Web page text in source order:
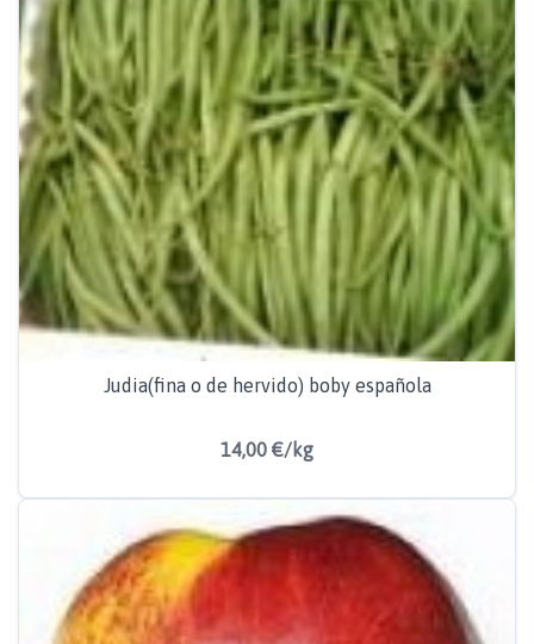
Judia(fina o de hervido) boby española
14,00 €/kg